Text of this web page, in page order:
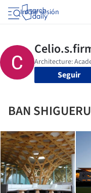
Iniciar sesión
Seguir
BAN SHIGUERU